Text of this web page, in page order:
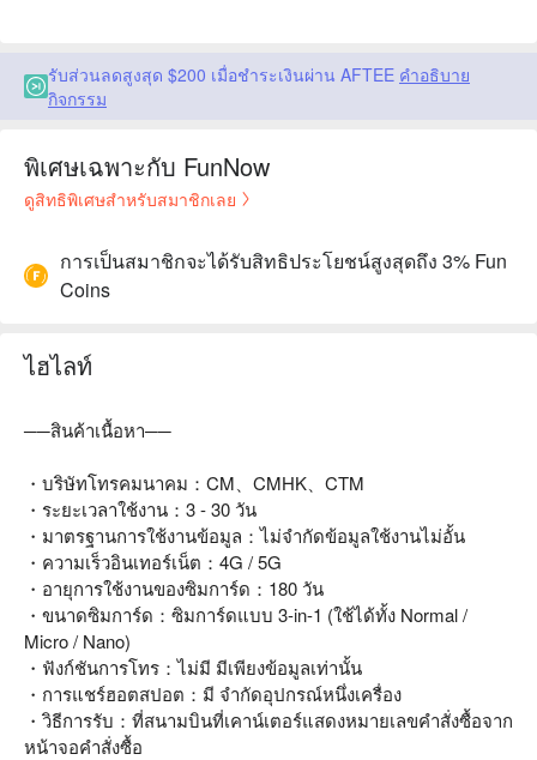
รับส่วนลดสูงสุด $200 เมื่อชำระเงินผ่าน AFTEE คำอธิบาย
กิจกรรม
พิเศษเฉพาะกับ FunNow
ดูสิทธิพิเศษสำหรับสมาชิกเลย
การเป็นสมาชิกจะได้รับสิทธิประโยชน์สูงสุดถึง 3% Fun
Coins
ไฮไลท์
──สินค้าเนื้อหา──
・บริษัทโทรคมนาคม：CM、CMHK、CTM
・ระยะเวลาใช้งาน：3 - 30 วัน
・มาตรฐานการใช้งานข้อมูล：ไม่จำกัดข้อมูลใช้งานไม่อั้น
・ความเร็วอินเทอร์เน็ต：4G / 5G
・อายุการใช้งานของซิมการ์ด：180 วัน
・ขนาดซิมการ์ด：ซิมการ์ดแบบ 3-in-1 (ใช้ได้ทั้ง Normal /
Micro / Nano)
・ฟังก์ชันการโทร：ไม่มี มีเพียงข้อมูลเท่านั้น
・การแชร์ฮอตสปอต：มี จำกัดอุปกรณ์หนึ่งเครื่อง
・วิธีการรับ：ที่สนามบินที่เคาน์เตอร์แสดงหมายเลขคำสั่งซื้อจาก
หน้าจอคำสั่งซื้อ